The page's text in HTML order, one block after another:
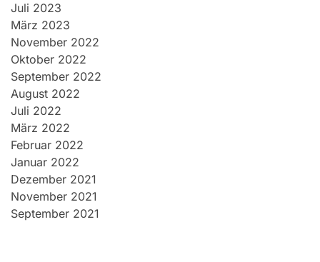
Juli 2023
März 2023
November 2022
Oktober 2022
September 2022
August 2022
Juli 2022
März 2022
Februar 2022
Januar 2022
Dezember 2021
November 2021
September 2021